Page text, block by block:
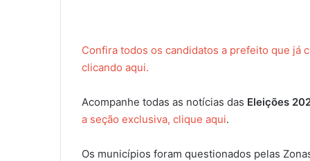
Confira todos os candidatos a prefeito que já
clicando aqui.
Acompanhe todas as notícias das Eleições
a seção exclusiva, clique aqui.
Os municípios foram questionados pelas